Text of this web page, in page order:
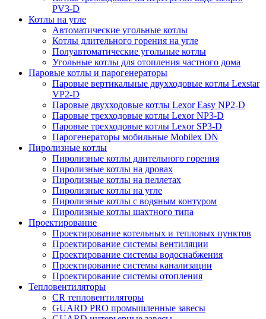
PV3-D
Котлы на угле
Автоматические угольные котлы
Котлы длительного горения на угле
Полуавтоматические угольные котлы
Угольные котлы для отопления частного дома
Паровые котлы и парогенераторы
Паровые вертикальные двухходовые котлы Lexstar
VP2-D
Паровые двухходовые котлы Lexor Easy NP2-D
Паровые трехходовые котлы Lexor NP3-D
Паровые трехходовые котлы Lexor SP3-D
Парогенераторы мобильные Mobilex DN
Пиролизные котлы
Пиролизные котлы длительного горения
Пиролизные котлы на дровах
Пиролизные котлы на пеллетах
Пиролизные котлы на угле
Пиролизные котлы с водяным контуром
Пиролизные котлы шахтного типа
Проектирование
Проектирование котельных и тепловых пунктов
Проектирование системы вентиляции
Проектирование системы водоснабжения
Проектирование системы канализации
Проектирование системы отопления
Тепловентиляторы
CR тепловентиляторы
GUARD PRO промышленные завесы